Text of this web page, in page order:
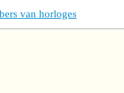
van horloges